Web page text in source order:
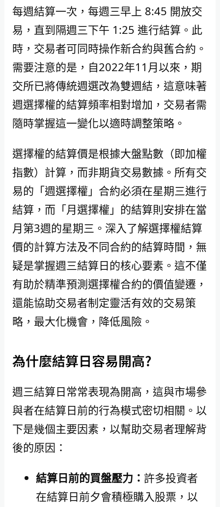
每週結算一次，每週三早上 8:45 開放交
易，直到隔週三下午 1:25 進行結算。此
時，交易者可同時操作新合約與舊合約。
需要注意的是，自2022年11月以來，期
交所已將傳統週選改為雙週結，這意味著
週選擇權的結算頻率相對增加，交易者需
隨時掌握這一變化以適時調整策略。
選擇權的結算價是根據大盤點數（即加權
指數）計算，而非期貨交易數據。所有交
易的「週選擇權」合約必須在星期三進行
結算，而「月選擇權」的結算則安排在當
月第3週的星期三。深入了解選擇權結算
價的計算方法及不同合約的結算時間，無
疑是掌握週三結算日的核心要素。這不僅
有助於精準預測選擇權合約的價值變遷，
還能協助交易者制定靈活有效的交易策
略，最大化機會，降低風險。
為什麼結算日容易開高?
週三結算日常常表現為開高，這與市場參
與者在結算日前的行為模式密切相關。以
下是幾個主要因素，以幫助交易者理解背
後的原因：
結算日前的買盤壓力： 許多投資者
在結算日前夕會積極購入股票，以